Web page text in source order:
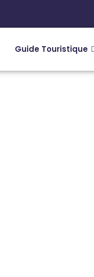
Guide Touristique